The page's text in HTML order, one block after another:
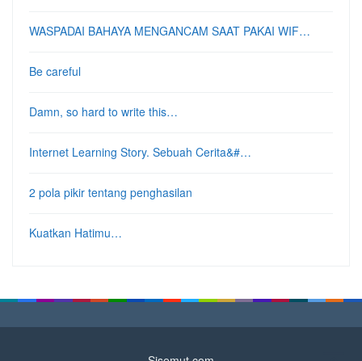
WASPADAI BAHAYA MENGANCAM SAAT PAKAI WIF…
Be careful
Damn, so hard to write this…
Internet Learning Story. Sebuah Cerita&#…
2 pola pikir tentang penghasilan
Kuatkan Hatimu…